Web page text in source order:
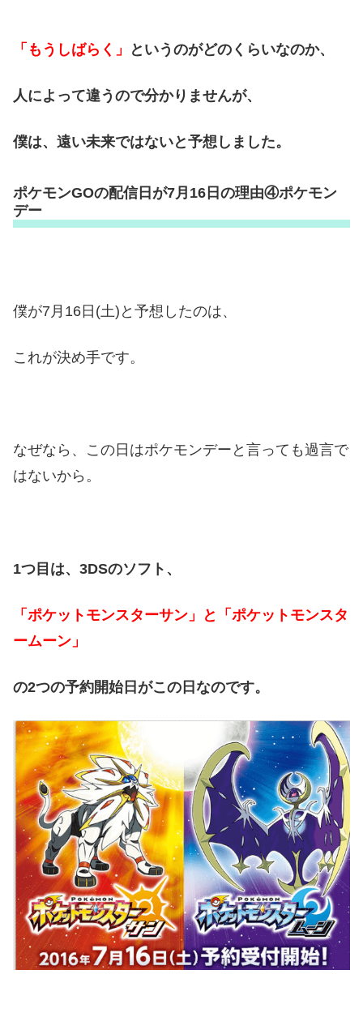
「もうしばらく」 というのがどのくらいなのか、
人によって違うので分かりませんが、
僕は、遠い未来ではないと予想しました。
ポケモンGOの配信日が7月16日の理由④ポケモン
デー
僕が7月16日(土)と予想したのは、
これが決め手です。
なぜなら、この日はポケモンデーと言っても過言で
はないから。
1つ目は、3DSのソフト、
「ポケットモンスターサン」と「ポケットモンスタ
ームーン」
の2つの予約開始日がこの日なのです。